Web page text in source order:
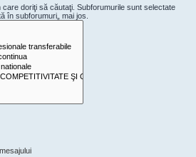
doriţi să căutaţi. Subforumurile sunt selectate
în subforumuri„ mai jos.